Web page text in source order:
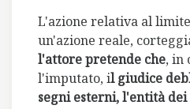
L'azione relativa al
un'azione reale,
l'attore pretende che, in
l'imputato, il giudice
segni esterni, l'entità